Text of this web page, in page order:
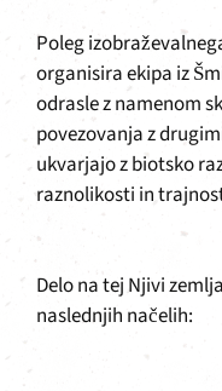
Poleg
organisira ekipa iz
odrasle z namenom
povezovanja z
ukvarjajo z biotsko
raznolikosti in
Delo na tej Njivi
naslednjih načelih: